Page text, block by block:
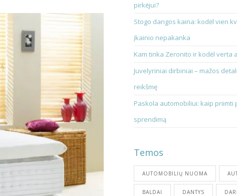
pirkėjui?
Stogo dangos kaina: kodėl vien
įkainio nepakanka
Kam tinka Zeronito ir kodėl verta
Juvelyriniai dirbiniai – mažos
reikšmę
Paskola automobiliui: kaip priimti
sprendimą
Temos
AUTOMOBILIŲ NUOMA
BALDAI DANTYS